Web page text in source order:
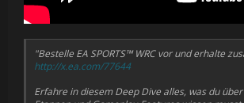
"Bestelle EA SPORTS™ WRC vor und erhalte
http://x.ea.com/77644
Erfahre in diesem Deep Dive alles, was du